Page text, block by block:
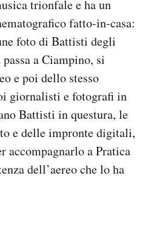
trionfale e ha un
fatto-in-casa:
foto di Battisti degli
a Ciampino, si
e poi dello stesso
giornalisti e fotografi in
Battisti in questura, le
e delle impronte digitali,
accompagnarlo a Pratica
dell’aereo che lo ha